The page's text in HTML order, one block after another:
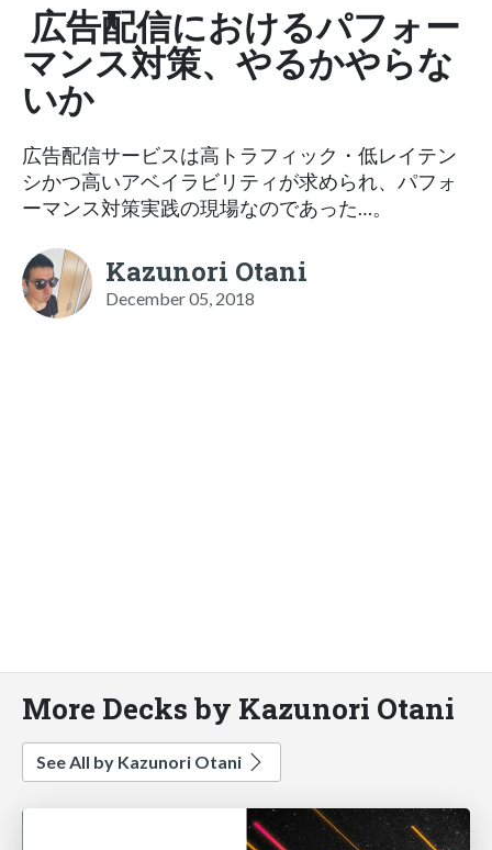
広告配信におけるパフォー
マンス対策、やるかやらな
いか
広告配信サービスは高トラフィック・低レイテン
シかつ高いアベイラビリティが求められ、パフォ
ーマンス対策実践の現場なのであった…。
Kazunori Otani
December 05, 2018
More Decks by Kazunori Otani
See All by Kazunori Otani